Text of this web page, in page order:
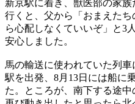
新京駅に着き、獣医部の家
行くと、父から「おまえた
ら心配しなくていいぞ」と3
安心しました。
馬の輸送に使われていた列
駅を出発、8月13日には船に
た。ところが、南下する途中